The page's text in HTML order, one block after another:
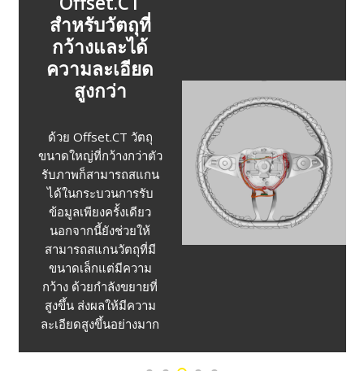
สำหรับวัตถุที่
กว้างและได้
ความละเอียด
สูงกว่า
ด้วย Offset.CT วัตถุ
ขนาดใหญ่ที่กว้างกว่าตัว
รับภาพก็สามารถสแกน
ได้ในกระบวนการรับ
ข้อมูลเพียงครั้งเดียว
นอกจากนี้ยังช่วยให้
สามารถสแกนวัตถุที่มี
ขนาดเล็กแต่มีความ
กว้าง ด้วยกำลังขยายที่
สูงขึ้น ส่งผลให้มีความ
ละเอียดสูงขึ้นอย่างมาก